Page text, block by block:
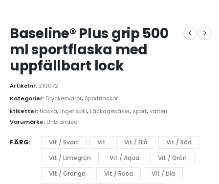
Baseline® Plus grip 500
ml sportflaska med
uppfällbart lock
Artikelnr: 210072
Kategorier: Dryckesvaror, Sportflaskor
Etiketter:flaska, Inget spill, Läckagesäker, sport,vatten
Varumärke: Unbranded
FÄRG Vit / Svart Vit Vit / Blå
Vit / Röd
Vit / Limegrön
Vit / Aqua
Vit / Grön
Vit / Orange
Vit / Rosa
Vit / Lila